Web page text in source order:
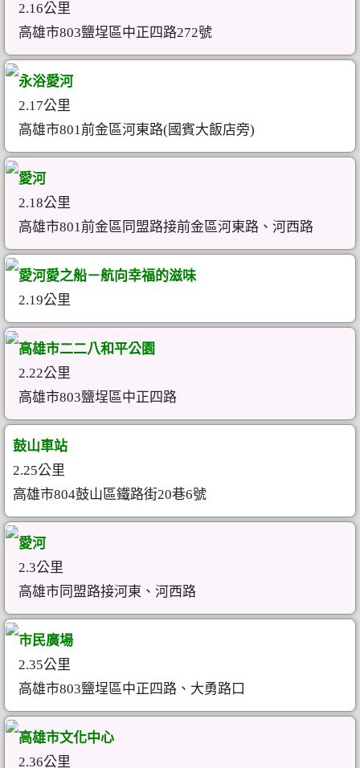
2.16公里
高雄市803鹽埕區中正四路272號
永浴愛河
2.17公里
高雄市801前金區河東路(國賓大飯店旁)
愛河
2.18公里
高雄市801前金區同盟路接前金區河東路、河西路
愛河愛之船－航向幸福的滋味
2.19公里
高雄市二二八和平公園
2.22公里
高雄市803鹽埕區中正四路
鼓山車站
2.25公里
高雄市804鼓山區鐵路街20巷6號
愛河
2.3公里
高雄市同盟路接河東、河西路
市民廣場
2.35公里
高雄市803鹽埕區中正四路、大勇路口
高雄市文化中心
2.36公里